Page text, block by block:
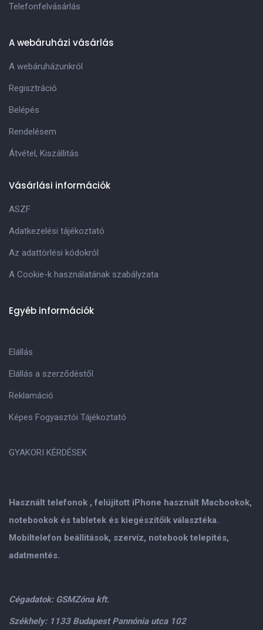
Használt telefonok , felújitott iPhone használt Macbookok,
notebookok és tabletek és kiegészitőik választéka.
Mobiltelefon beállitások, szervíz, notebook telepités,
adatmentés.
Cégadatok: GSMZóna kft.
Székhely: 1133 Budapest Pannónia utca 102
Telefonfelvásárlás
A webáruházi vásárlás
A webáruházunkról
Regisztráció
Belépés
Rendelésem
Átvétel, Kiszállitás
Vásárlási információk
ASZF
Adatkezelési tájékoztató
Az adattörlési kódokról
A Cookie-k használatának szabályzata
Egyéb információk
Elállás
Elállás a szerződéstől
Reklamáció
Képes Fogyasztói Tájékoztató
GYAKORI KÉRDÉSEK